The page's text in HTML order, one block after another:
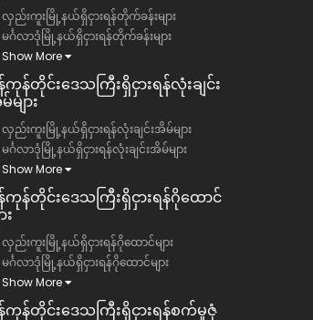
လှည်းကူးမြို့နယ်ရှိငှားရန်တိုက်ခန်းများ
မင်္ဂလာဒုံမြို့နယ်ရှိငှားရန်တိုက်ခန်းများ
Show More
ကုန်တိုင်းဒေသကြီး​​ရှိငှားရန်လုံးချင်း
များ
လှည်းကူးမြို့နယ်ရှိငှားရန်လုံးချင်းအိမ်များ
မင်္ဂလာဒုံမြို့နယ်ရှိငှားရန်လုံးချင်းအိမ်များ
Show More
ကုန်တိုင်းဒေသကြီး​​ရှိငှားရန်ဂိုထောင်
း
လှည်းကူးမြို့နယ်ရှိငှားရန်ဂိုထောင်များ
မင်္ဂလာဒုံမြို့နယ်ရှိငှားရန်ဂိုထောင်များ
Show More
ကုန်တိုင်းဒေသကြီး​​ရှိငှားရန်စက်မှုဇုံ